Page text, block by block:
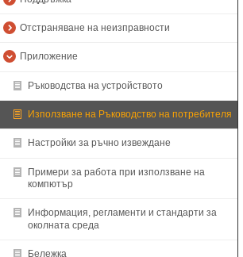
Отстраняване на неизправности
Приложение
Ръководства на устройството
Използване на Ръководство на потребителя
Настройки за ръчно извеждане
Примери за работа при използване на
компютър
Информация, регламенти и стандарти за
околната среда
Бележка